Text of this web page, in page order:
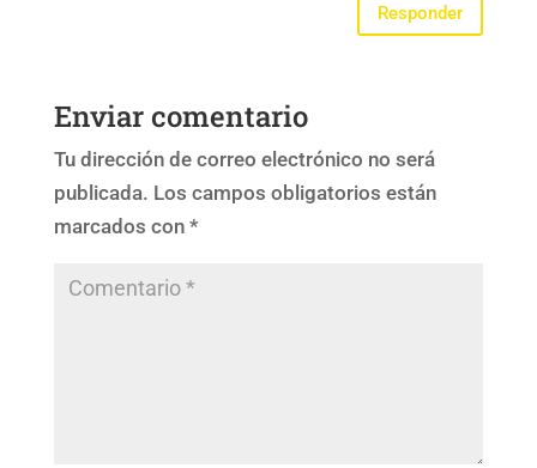
Responder
Enviar comentario
Tu dirección de correo electrónico no será
publicada. Los campos obligatorios están
marcados con *